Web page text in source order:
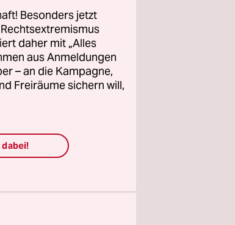
wir
Besonders jetzt
daher mit „Alles
aus Anmeldungen
– an die Kampagne,
Freiräume sichern will,